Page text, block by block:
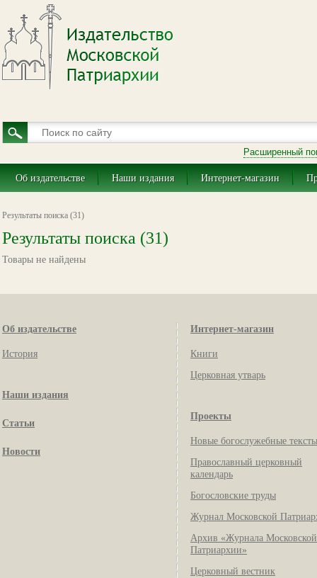
Расширенный
Об издательстве Наши издания Интернет-магазин
Результаты поиска (31)
Результаты поиска (31)
Товары не найдены
Об издательстве
История
Наши издания
Статьи
Новости
Интернет-магазин
Книги
Церковная утварь
Проекты
Новые богослужебные тексты
Православный церковный
календарь
Богословские труды
Журнал Московской
Архив «Журнала Московской
Патриархии»
Церковный вестник